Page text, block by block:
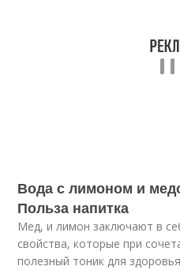
Вода с лимоном и
Польза напитка
Мед, и лимон заключают в
свойства, которые при
полезный тоник для